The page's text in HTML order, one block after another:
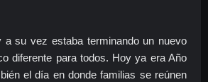
a su vez estaba terminando un nuevo
diferente para todos. Hoy ya era Año
el día en donde familias se reúnen